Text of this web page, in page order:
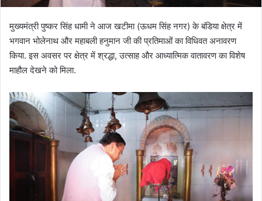
मुख्यमंत्री पुष्कर सिंह धामी ने आज खटीमा (ऊधम सिंह नगर) के बंडिया क्षेत्र में
भगवान भोलेनाथ और महाबली हनुमान जी की प्रतिमाओं का विधिवत अनावरण
किया. इस अवसर पर क्षेत्र में श्रद्धा, उत्साह और आध्यात्मिक वातावरण का विशेष
माहौल देखने को मिला.